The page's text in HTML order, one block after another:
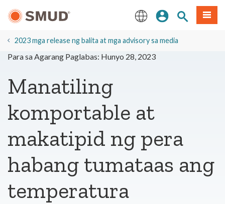
Nilalaman
Mag-sign InMenu
2023 mga release ng balita at mga advisory sa media
Para sa Agarang Paglabas: Hunyo 28, 2023
Manatiling
komportable at
makatipid ng pera
habang tumataas ang
temperatura